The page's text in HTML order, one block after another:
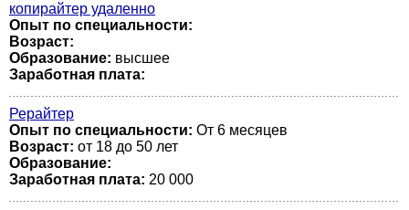
копирайтер удаленно
Опыт по специальности:
Возраст:
Образование: высшее
Заработная плата:
Рерайтер
Опыт по специальности: От 6 месяцев
Возраст: от 18 до 50 лет
Образование:
Заработная плата: 20 000